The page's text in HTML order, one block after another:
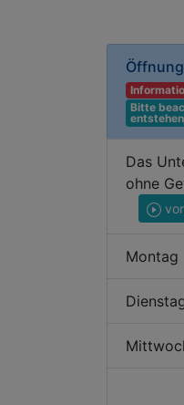
Bitte
Das
ohne
Montag